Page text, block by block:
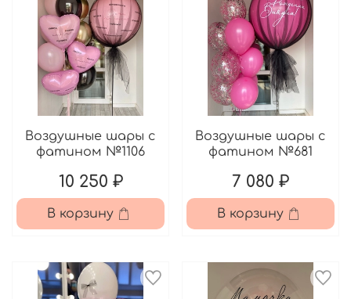
Воздушные шары с
фатином №1106
10 250 ₽
В корзину
Воздушные шары с
фатином №681
7 080 ₽
В корзину